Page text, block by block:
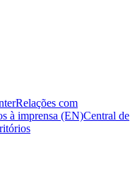
Relações com
à imprensa (EN)Central de